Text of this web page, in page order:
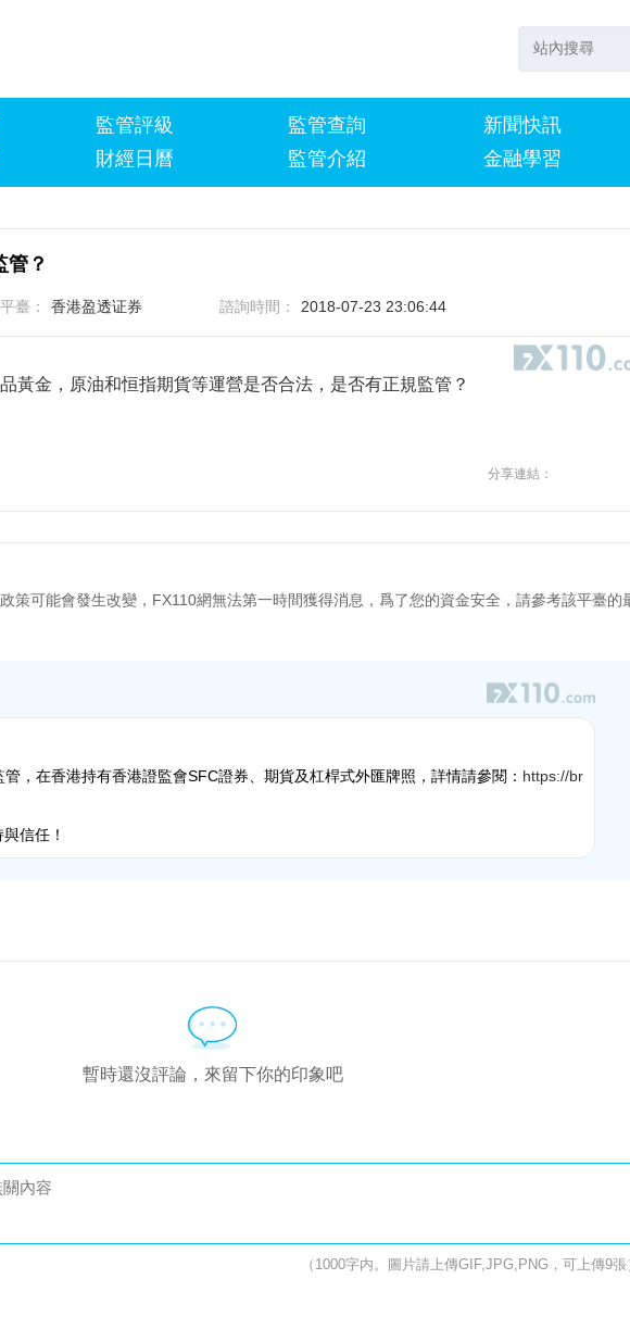
監管評級
財經日曆
監管查詢
監管介紹
新聞快訊
金融學習
管？
臺： 香港盈透证券 諮詢時間： 2018-07-23 23:06:44
黃金，原油和恒指期貨等運營是否合法，是否有正規監管？
分享連結：
策可能會發生改變，FX110網無法第一時間獲得消息，爲了您的資金安全，請參考該平臺的
，在香港持有香港證監會SFC證券、期貨及杠桿式外匯牌照，詳情請參閱： https://br
信任！
暫時還沒評論，來留下你的印象吧
（1000字内。圖片請上傳GIF,JPG,PNG，可上傳9張